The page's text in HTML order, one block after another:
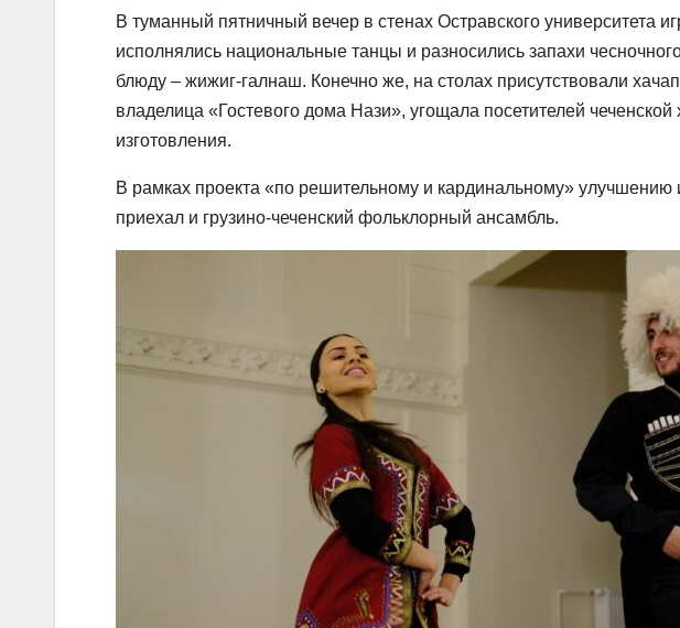
В туманный пятничный вечер в стенах Остравского университета
исполнялись национальные танцы и разносились запахи
блюду – жижиг-галнаш. Конечно же, на столах присутствовали
владелица «Гостевого дома Нази», угощала посетителей
изготовления.
В рамках проекта «по решительному и кардинальному»
приехал и грузино-чеченский фольклорный ансамбль.